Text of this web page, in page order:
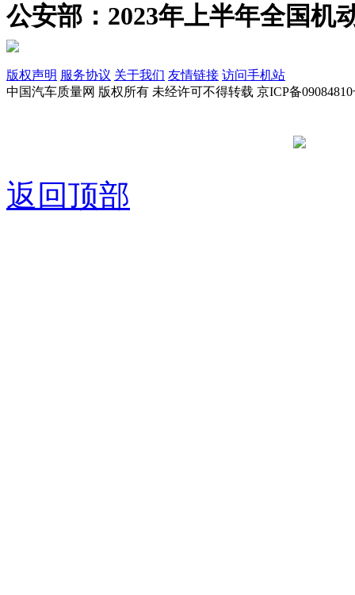
公安部：2023年上半年全国机
版权声明 服务协议 关于我们 友情链接 访问手机站
中国汽车质量网 版权所有 未经许可不得转载 京ICP备09084810
返回顶部